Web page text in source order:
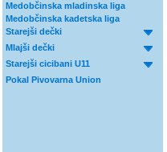
Medobčinska mladinska liga
Medobčinska kadetska liga
Starejši dečki
Mlajši dečki
Starejši cicibani U11
Pokal Pivovarna Union